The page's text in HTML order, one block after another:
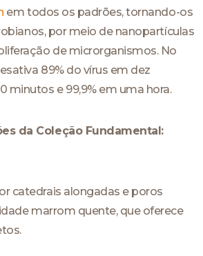
em todos os padrões, tornando-os
por meio de nanopartículas
de microrganismos. No
89% do vírus em dez
minutos e 99,9% em uma hora.
da Coleção Fundamental:
catedrais alongadas e poros
marrom quente, que oferece